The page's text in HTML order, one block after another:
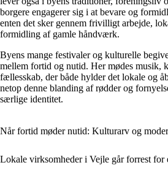
borgere engagerer sig i at bevare og
enten det sker gennem frivilligt arbejde,
formidling af gamle håndværk.
Byens mange festivaler og kulturelle
mellem fortid og nutid. Her mødes musik,
fællesskab, der både hylder det lokale og
netop denne blanding af rødder og
særlige identitet.
Når fortid møder nutid: Kulturarv og
Lokale virksomheder i Vejle går forrest